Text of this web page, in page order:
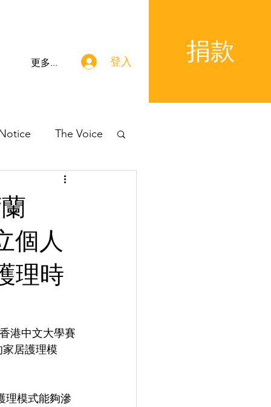
更多... 登入 捐款
The Voice
個人
理時
港中文大學賽
居護理模
理模式能夠滲